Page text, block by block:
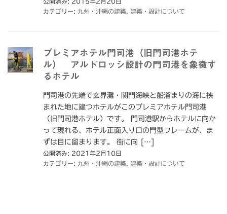
カテゴリー: 九州・沖縄の建築 建築・設計について
プレミアホテル門司港（旧門司港ホテ
ル） アルドロッシ設計の門司港を象徴す
るホテル
門司港の先端で玄界灘・関門海峡と船溜まりの海に挟
まれた地に建つホテルがこのプレミアホテル門司港
（旧門司港ホテル）です。 門司港駅からホテルに向か
って現れる、ホテル正面入り口の門型フレームが、ま
ずは目に留まります。 街に向 […]
公開済み: 2021年2月10日
カテゴリー: 九州・沖縄の建築 建築・設計について